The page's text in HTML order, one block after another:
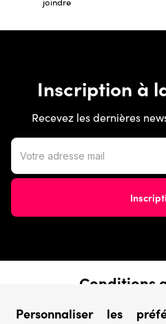
Inscription à
Recevez les dernières
Conditions
› Conditions
Personnaliser les